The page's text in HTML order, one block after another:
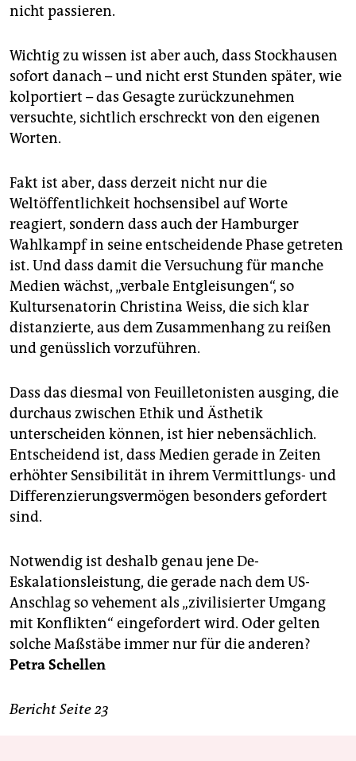
verlag
veranstaltungen
shop
fragen & hilfe
abo
genossenschaft
epaper login
nicht passieren.
Wichtig zu wissen ist aber auch, dass Stockhausen
sofort danach – und nicht erst Stunden später, wie
kolportiert – das Gesagte zurückzunehmen
versuchte, sichtlich erschreckt von den eigenen
Worten.
Fakt ist aber, dass derzeit nicht nur die
Weltöffentlichkeit hochsensibel auf Worte
reagiert, sondern dass auch der Hamburger
Wahlkampf in seine entscheidende Phase getreten
ist. Und dass damit die Versuchung für manche
Medien wächst, „verbale Entgleisungen“, so
Kultursenatorin Christina Weiss, die sich klar
distanzierte, aus dem Zusammenhang zu reißen
und genüsslich vorzuführen.
Dass das diesmal von Feuilletonisten ausging, die
durchaus zwischen Ethik und Ästhetik
unterscheiden können, ist hier nebensächlich.
Entscheidend ist, dass Medien gerade in Zeiten
erhöhter Sensibilität in ihrem Vermittlungs- und
Differenzierungsvermögen besonders gefordert
sind.
Notwendig ist deshalb genau jene De-
Eskalationsleistung, die gerade nach dem US-
Anschlag so vehement als „zivilisierter Umgang
mit Konflikten“ eingefordert wird. Oder gelten
solche Maßstäbe immer nur für die anderen?
Petra Schellen
Bericht Seite 23